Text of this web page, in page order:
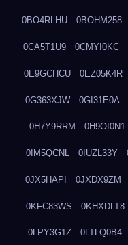
0BO4RLHU 0BOHM258
0CA5T1U9 0CMYI0KC
0E9GCHCU 0EZ05K4R
0G363XJW 0GI31E0A
0H7Y9RRM 0H9OI0N1
0IM5QCNL 0IUZL33Y
0JX5HAPI 0JXDX9ZM
0KFC83WS 0KHXDLT8
0LPY3G1Z 0LTLQ0B4